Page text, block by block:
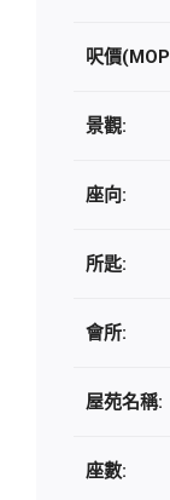
呎價
景觀:
座向:
所匙:
會所:
屋苑名稱:
座數: